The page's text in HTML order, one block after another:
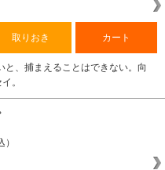
取りおき カート
と、捕まえることはできない。向
。
）